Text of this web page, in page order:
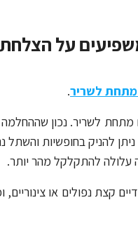
על
לשריר.
לשריר. נכון
ניתן להניק בחופשיות
להתקלקל מהר יותר.